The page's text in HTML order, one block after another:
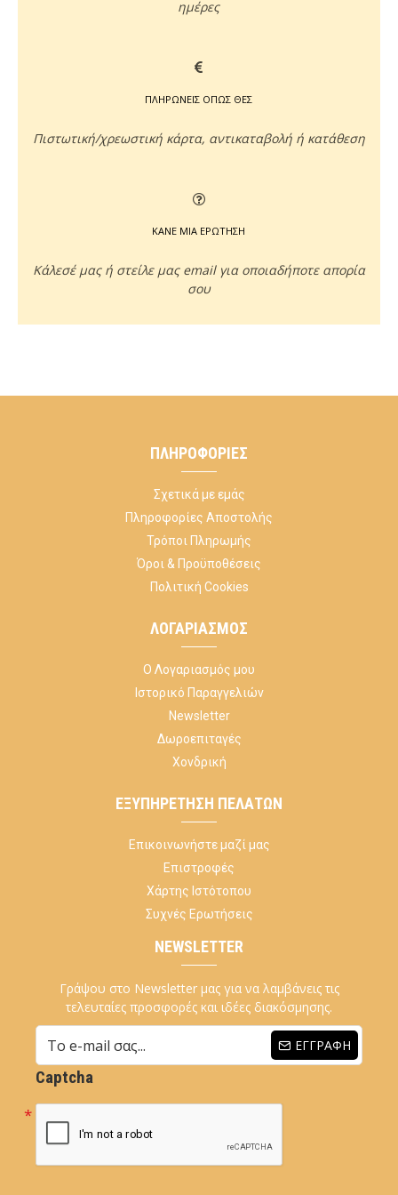
ημέρες
ΠΛΗΡΩΝΕΙΣ ΟΠΩΣ ΘΕΣ
Πιστωτική/χρεωστική κάρτα, αντικαταβολή ή κατάθεση
ΚΑΝΕ ΜΙΑ ΕΡΩΤΗΣΗ
Κάλεσέ μας ή στείλε μας email για οποιαδήποτε απορία
σου
ΠΛΗΡΟΦΟΡΊΕΣ
Σχετικά με εμάς
Πληροφορίες Αποστολής
Τρόποι Πληρωμής
Όροι & Προϋποθέσεις
Πολιτική Cookies
ΛΟΓΑΡΙΑΣΜΌΣ
Ο Λογαριασμός μου
Ιστορικό Παραγγελιών
Newsletter
Δωροεπιταγές
Χονδρική
ΕΞΥΠΗΡΈΤΗΣΗ ΠΕΛΑΤΏΝ
Επικοινωνήστε μαζί μας
Επιστροφές
Χάρτης Ιστότοπου
Συχνές Ερωτήσεις
NEWSLETTER
Γράψου στο Newsletter μας για να λαμβάνεις τις
τελευταίες προσφορές και ιδέες διακόσμησης.
ΕΓΓΡΑΦΉ
Captcha